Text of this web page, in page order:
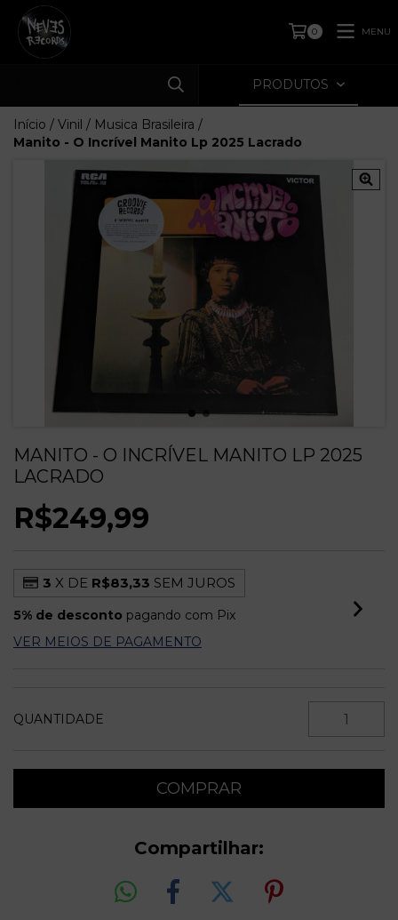
0 MENU
PRODUTOS
Início / Vinil / Musica Brasileira /
Manito - O Incrível Manito Lp 2025 Lacrado
MANITO - O INCRÍVEL MANITO LP 2025
LACRADO
R$249,99
3 X DE R$83,33 SEM JUROS
5% de desconto pagando com Pix
VER MEIOS DE PAGAMENTO
QUANTIDADE
Compartilhar: